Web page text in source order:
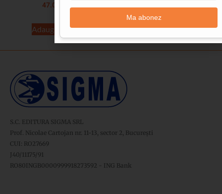
47.00
Adaugă în coș Adaugă în coș
S.C. EDITURA SIGMA SRL
Prof. Nicolae Cartojan nr. 11-13, sector 2, București
CUI: RO27669
J40/11175/91
RO80INGB0000999918273592 - ING Bank
Ma abonez